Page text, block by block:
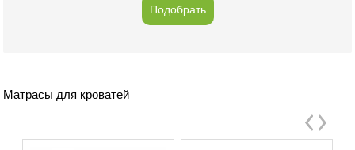
Подобрать
Матрасы для кроватей